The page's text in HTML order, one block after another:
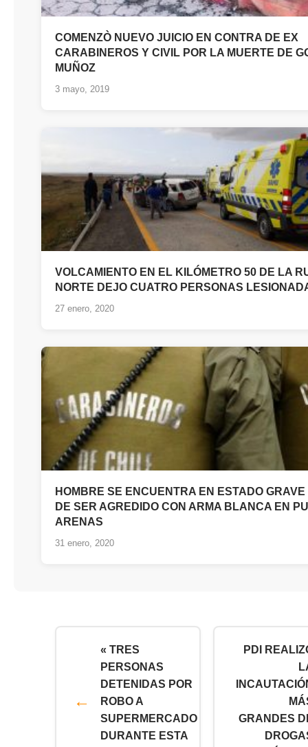
COMENZÒ NUEVO JUICIO EN CONTRA DE EX
CARABINEROS Y CIVIL POR LA MUERTE DE
MUÑOZ
3 mayo, 2019
VOLCAMIENTO EN EL KILÓMETRO 50 DE LA
NORTE DEJO CUATRO PERSONAS
27 enero, 2020
HOMBRE SE ENCUENTRA EN ESTADO GRAVE
DE SER AGREDIDO CON ARMA BLANCA EN
ARENAS
31 enero, 2020
« TRES
PERSONAS
DETENIDAS POR
ROBO A
SUPERMERCADO
DURANTE ESTA
PDI
GRANDES